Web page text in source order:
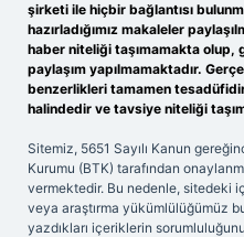
şirketi ile hiçbir bağlantısı
hazırladığımız makaleler
haber niteliği taşımamakta olup,
paylaşım yapılmamaktadır.
benzerlikleri tamamen
halindedir ve tavsiye niteliği
Sitemiz, 5651 Sayılı Kanun
Kurumu (BTK) tarafından
vermektedir. Bu nedenle, sitedeki
veya araştırma yükümlülüğümüz
yazdıkları içeriklerin